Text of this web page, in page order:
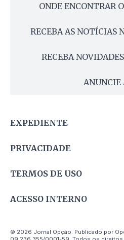
ONDE ENCONTRAR
RECEBA AS NOTÍCIAS
RECEBA
ANUNCIE
EXPEDIENTE
PRIVACIDADE
TERMOS DE USO
ACESSO INTERNO
© 2026 Jornal Opção. Publicado por